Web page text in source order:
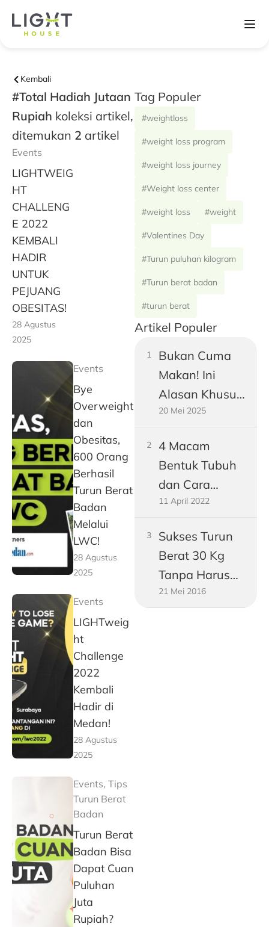
Kembali
#Total Hadiah Jutaan
Rupiah koleksi artikel,
ditemukan 2 artikel
Events
LIGHTWEIG
HT
CHALLENG
E 2022
KEMBALI
HADIR
UNTUK
PEJUANG
OBESITAS!
28 Agustus
2025
Events
Bye
Overweight
dan
Obesitas,
600 Orang
Berhasil
Turun Berat
Badan
Melalui
LWC!
28 Agustus
2025
Events
LIGHTweig
ht
Challenge
2022
Kembali
Hadir di
Medan!
28 Agustus
2025
Events, Tips
Turun Berat
Badan
Turun Berat
Badan Bisa
Dapat Cuan
Puluhan
Juta
Rupiah?
Tag Populer
#weightloss
#weight loss program
#weight loss journey
#Weight loss center
#weight loss #weight
#Valentines Day
#Turun puluhan kilogram
#Turun berat badan
#turun berat
Artikel Populer
Bukan Cuma
Makan! Ini
Alasan Khusus
Perut Pria
Gampang
Buncit
20 Mei 2025
4 Macam
Bentuk Tubuh
dan Cara
Mengukurnya!
11 April 2022
Sukses Turun
Berat 30 Kg
Tanpa Harus
Jadi Vegetarian
21 Mei 2016